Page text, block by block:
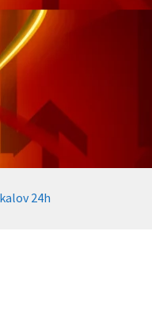
24h